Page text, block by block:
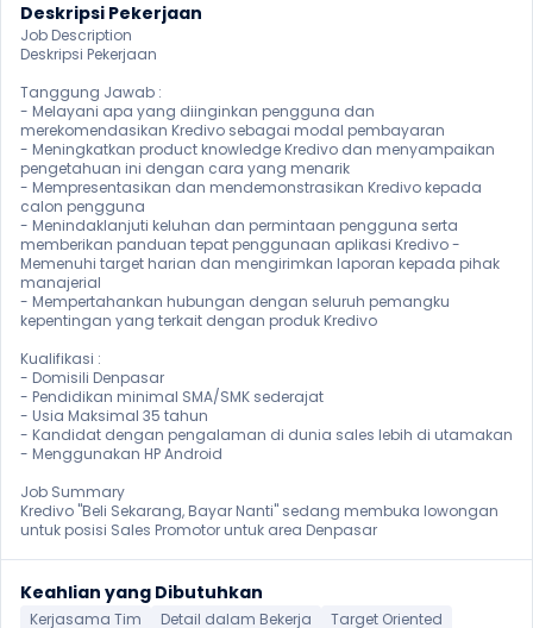
Deskripsi Pekerjaan
Job Description
Deskripsi Pekerjaan
Tanggung Jawab :
- Melayani apa yang diinginkan pengguna dan
merekomendasikan Kredivo sebagai modal pembayaran
- Meningkatkan product knowledge Kredivo dan menyampaikan
pengetahuan ini dengan cara yang menarik
- Mempresentasikan dan mendemonstrasikan Kredivo kepada
calon pengguna
- Menindaklanjuti keluhan dan permintaan pengguna serta
memberikan panduan tepat penggunaan aplikasi Kredivo -
Memenuhi target harian dan mengirimkan laporan kepada pihak
manajerial
- Mempertahankan hubungan dengan seluruh pemangku
kepentingan yang terkait dengan produk Kredivo
Kualifikasi :
- Domisili Denpasar
- Pendidikan minimal SMA/SMK sederajat
- Usia Maksimal 35 tahun
- Kandidat dengan pengalaman di dunia sales lebih di utamakan
- Menggunakan HP Android
Job Summary
Kredivo "Beli Sekarang, Bayar Nanti" sedang membuka lowongan
untuk posisi Sales Promotor untuk area Denpasar
Keahlian yang Dibutuhkan
Kerjasama Tim Detail dalam Bekerja Target Oriented